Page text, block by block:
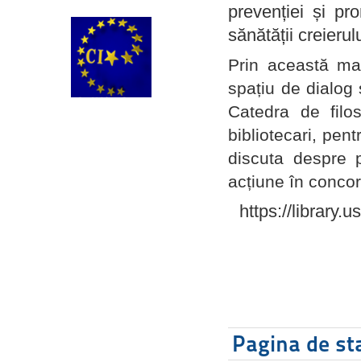
prevenției și
sănătății
Prin această
spațiu de dialog
Catedra de
bibliotecari,
discuta despre
acțiune în
https://
Pagina de